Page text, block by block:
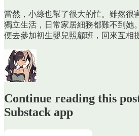
當然，小綠也幫了很大的忙。雖然很
獨立生活，日常家居細務都難不到她
便去參加初生嬰兒照顧班，回來互相
Continue reading this
Substack app